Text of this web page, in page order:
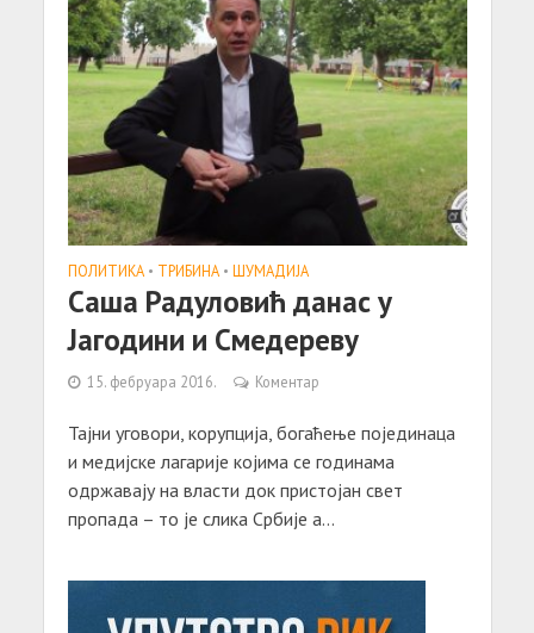
ПОЛИТИКА • ТРИБИНА • ШУМАДИЈА
Саша Радуловић данас у
Јагодини и Смедереву
15. фебруара 2016. Коментар
Тајни уговори, корупција, богаћење појединаца
и медијске лагарије којима се годинама
одржавају на власти док пристојан свет
пропада – то је слика Србије а...